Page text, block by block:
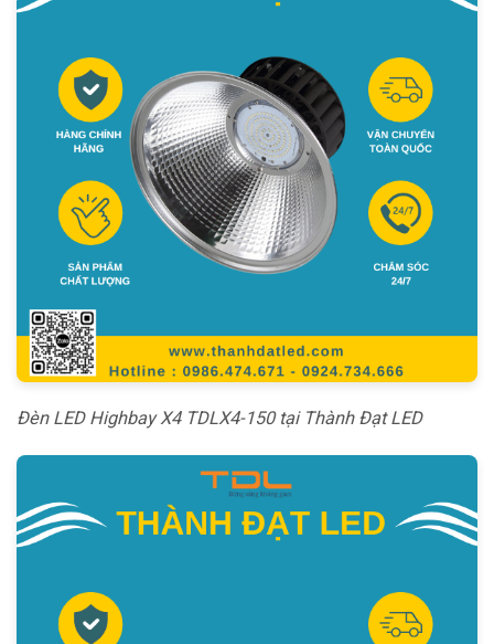
Đèn LED Highbay X4 TDLX4-150 tại Thành Đạt LED